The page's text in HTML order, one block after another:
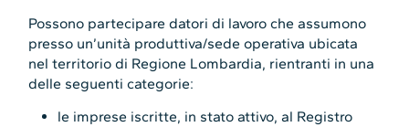
Possono partecipare datori di lavoro che assumono
presso un’unità produttiva/sede operativa ubicata
nel territorio di Regione Lombardia, rientranti in una
delle seguenti categorie:
le imprese iscritte, in stato attivo, al Registro